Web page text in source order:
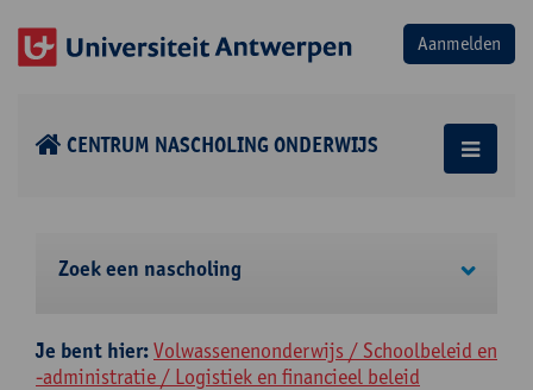
CENTRUM NASCHOLING ONDERWIJS
Zoek een nascholing
Je bent hier:Volwassenenonderwijs / Schoolbeleid en
-administratie / Logistiek en financieel beleid